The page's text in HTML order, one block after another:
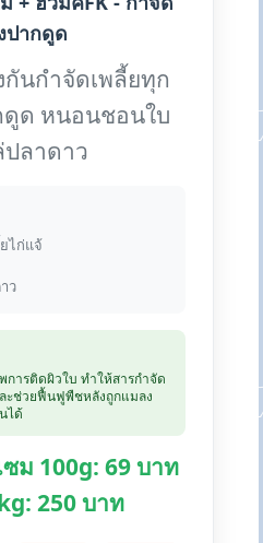
ปากดูด
นกำจัดเพลี้ยทุก
ด หนอนชอนใบ
ปลาดาว
ไก่แจ้
ว
ารติดผิวใบ ทำให้สารกำจัด
ะช่วยฟื้นฟูพืชหลังถูกแมลง
ได้
ม 100g: 69 บาท
250 บาท